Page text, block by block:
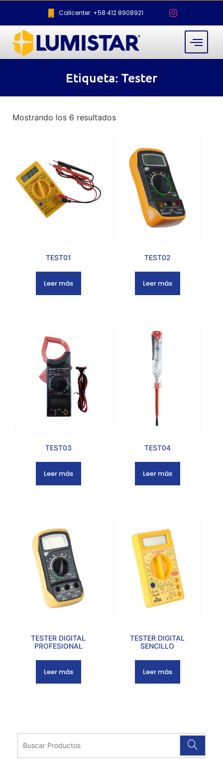
Callcenter: +58 412 8908921
Etiqueta: Tester
Mostrando los 6 resultados
TEST01
Leer más
TEST02
Leer más
TEST03
Leer más
TEST04
Leer más
TESTER DIGITAL
PROFESIONAL
Leer más
TESTER DIGITAL
SENCILLO
Leer más